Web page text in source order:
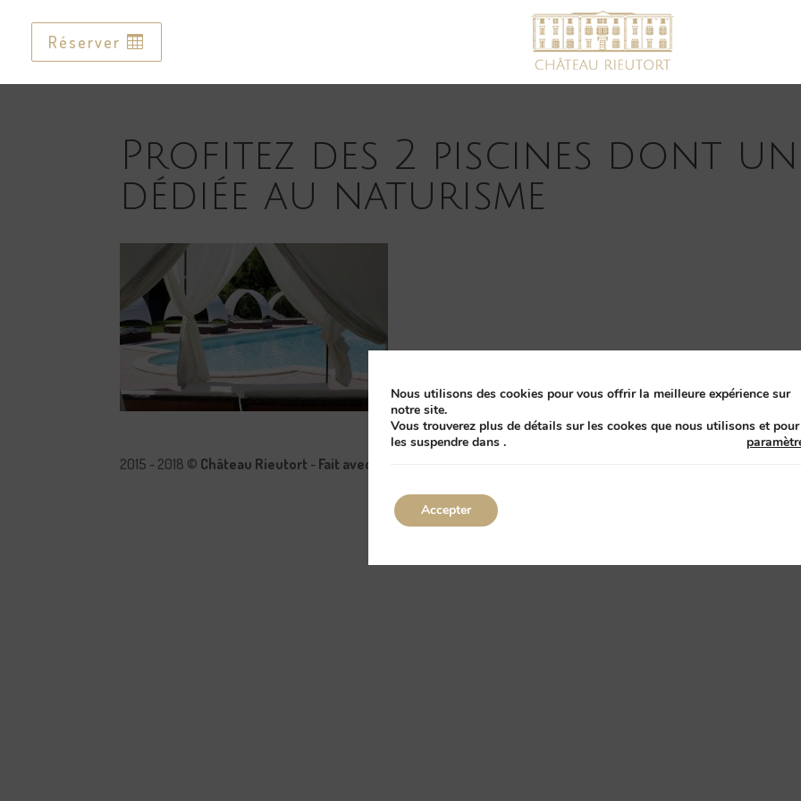
Réserver
Profitez des 2 piscines dont
dédiée au naturisme
2015 - 2018 © Château Rieutort - Fait avec passion par Comtrast
Nous utilisons des cookies pour vous offrir la meilleure expérience sur
notre site.
Vous trouverez plus de détails sur les cookes que nous utilisons et pour
les suspendre dans .
Accepter